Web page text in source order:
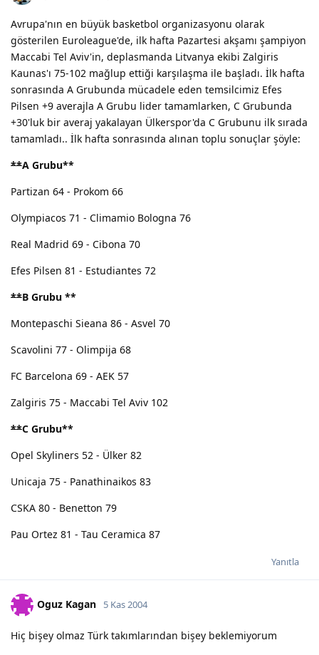
Avrupa'nın en büyük basketbol organizasyonu olarak
gösterilen Euroleague'de, ilk hafta Pazartesi akşamı şampiyon
Maccabi Tel Aviv'in, deplasmanda Litvanya ekibi Zalgiris
Kaunas'ı 75-102 mağlup ettiği karşılaşma ile başladı. İlk hafta
sonrasında A Grubunda mücadele eden temsilcimiz Efes
Pilsen +9 averajla A Grubu lider tamamlarken, C Grubunda
+30'luk bir averaj yakalayan Ülkerspor'da C Grubunu ilk sırada
tamamladı.. İlk hafta sonrasında alınan toplu sonuçlar şöyle:
**A Grubu**
Partizan 64 - Prokom 66
Olympiacos 71 - Climamio Bologna 76
Real Madrid 69 - Cibona 70
Efes Pilsen 81 - Estudiantes 72
**B Grubu **
Montepaschi Sieana 86 - Asvel 70
Scavolini 77 - Olimpija 68
FC Barcelona 69 - AEK 57
Zalgiris 75 - Maccabi Tel Aviv 102
**C Grubu**
Opel Skyliners 52 - Ülker 82
Unicaja 75 - Panathinaikos 83
CSKA 80 - Benetton 79
Pau Ortez 81 - Tau Ceramica 87
Yanıtla
Oguz Kagan 5 Kas 2004
Hiç bişey olmaz Türk takımlarından bişey beklemiyorum